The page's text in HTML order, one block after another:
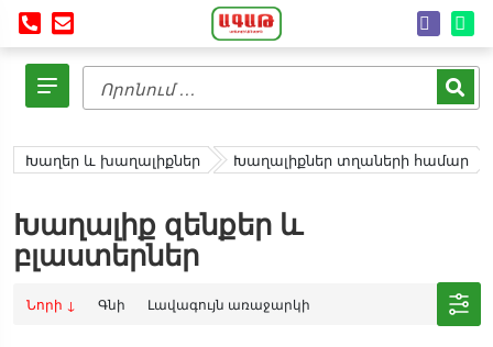
Խաղեր և խաղալիքներ Խաղալիքներ տղաների համար
Խաղալիք զենքեր և
բլաստերներ
Նորի ↓ Գնի Լավագույն առաջարկի